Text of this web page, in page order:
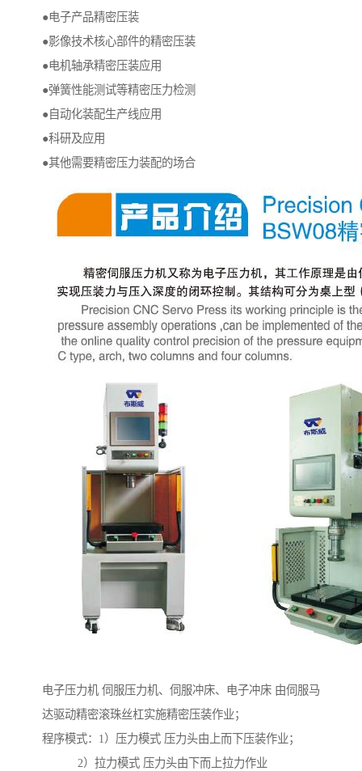
●电子产品精密压装
●影像技术核心部件的精密压装
●电机轴承精密压装应用
●弹簧性能测试等精密压力检测
●自动化装配生产线应用
●科研及应用
●其他需要精密压力装配的场合
电子压力机 伺服压力机、伺服冲床、电子冲床 由伺服马
达驱动精密滚珠丝杠实施精密压装作业；
程序模式：1）压力模式 压力头由上而下压装作业；
2）拉力模式 压力头由下而上拉力作业